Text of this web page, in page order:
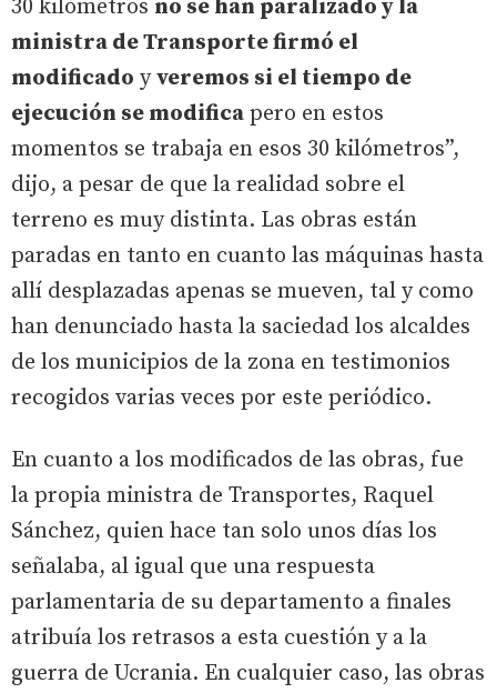
30 kilómetros no se han paralizado y la
ministra de Transporte firmó el
modificado yveremos si el tiempo de
ejecución se modifica pero en estos
momentos se trabaja en esos 30 kilómetros”,
dijo, a pesar de que la realidad sobre el
terreno es muy distinta. Las obras están
paradas en tanto en cuanto las máquinas hasta
allí desplazadas apenas se mueven, tal y como
han denunciado hasta la saciedad los alcaldes
de los municipios de la zona en testimonios
recogidos varias veces por este periódico.
En cuanto a los modificados de las obras, fue
la propia ministra de Transportes, Raquel
Sánchez, quien hace tan solo unos días los
señalaba, al igual que una respuesta
parlamentaria de su departamento a finales
atribuía los retrasos a esta cuestión y a la
guerra de Ucrania. En cualquier caso, las obras